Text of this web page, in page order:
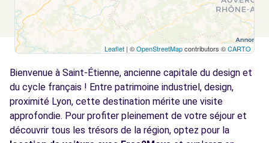
Voir l'agence
Free2Move Rent - GARAGE JEAN PIERRE
TARDY - ST-GENEST-LERPT (C)
3.7
km
ROND-POINT DE DOURDEL
ST-GENEST-LERPT, 42530
Leaflet | ©OpenStreetMapcontributors ©CARTO
Bienvenue à Saint-Étienne, ancienne capitale du design et
du cycle français ! Entre patrimoine industriel, design,
proximité Lyon, cette destination mérite une visite
approfondie. Pour profiter pleinement de votre séjour et
découvrir tous les trésors de la région, optez pour la